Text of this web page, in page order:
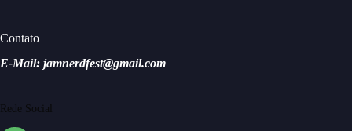
Contato
E-Mail: jamnerdfest@gmail.com
Rede Social